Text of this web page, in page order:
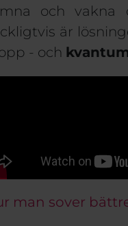
och vakna
är
- och
man sover